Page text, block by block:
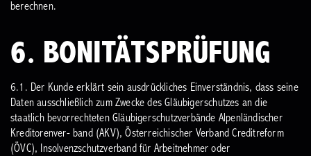
berechnen.
6. BONITÄTSPRÜFUNG
6.1. Der Kunde erklärt sein ausdrückliches Einverständnis, dass seine
Daten ausschließlich zum Zwecke des Gläubigerschutzes an die
staatlich bevorrechteten Gläubigerschutzverbände Alpenländischer
Kreditorenver- band (AKV), Österreichischer Verband Creditreform
(ÖVC), Insolvenzschutzverband für Arbeitnehmer oder